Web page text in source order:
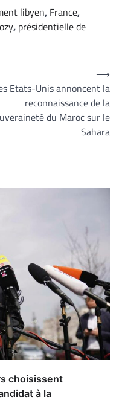
libyen, France,
, présidentielle de
Etats-Unis annoncent la
reconnaissance de la
du Maroc sur le
Sahara
⟶
choisissent
à la